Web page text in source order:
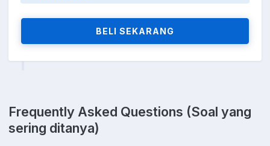
BELI SEKARANG
Frequently Asked Questions (Soal yang
sering ditanya)